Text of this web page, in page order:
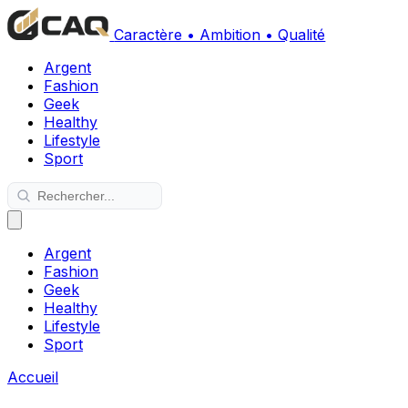
Caractère • Ambition • Qualité
Argent
Fashion
Geek
Healthy
Lifestyle
Sport
Argent
Fashion
Geek
Healthy
Lifestyle
Sport
Accueil